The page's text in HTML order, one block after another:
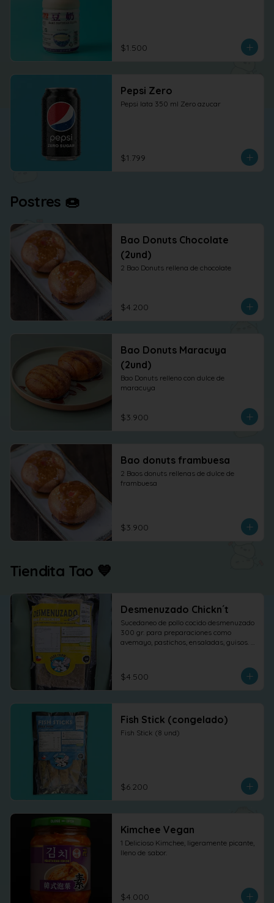
$1.500
Pepsi Zero
Pepsi lata 350 ml Zero azucar
$1.799
Postres 🍩
Bao Donuts Chocolate
(2und)
2 Bao Donuts rellena de chocolate
$4.200
Bao Donuts Maracuya
(2und)
Bao Donuts relleno con dulce de
maracuya
$3.900
Bao donuts frambuesa
2 Baos donuts rellenas de dulce de
frambuesa
$3.900
Tiendita Tao 💙
Desmenuzado Chickn´t
Sucedaneo de pollo cocido desmenuzado
300 gr. para preparaciones como
avemayo, pastichos, ensaladas, guisos.
$4.500
Fish Stick (congelado)
Fish Stick (8 und)
$6.200
Kimchee Vegan
1 Delicioso Kimchee, ligeramente picante,
lleno de sabor.
$4.000